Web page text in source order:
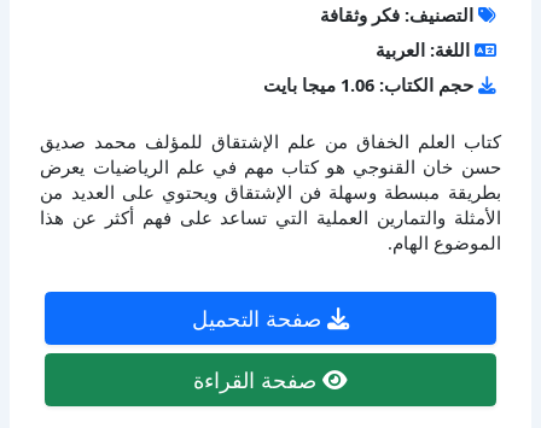
التصنيف: فكر وثقافة
اللغة: العربية
حجم الكتاب: 1.06 ميجا بايت
كتاب العلم الخفاق من علم الإشتقاق للمؤلف محمد صديق
حسن خان القنوجي هو كتاب مهم في علم الرياضيات يعرض
بطريقة مبسطة وسهلة فن الإشتقاق ويحتوي على العديد من
الأمثلة والتمارين العملية التي تساعد على فهم أكثر عن هذا
الموضوع الهام.
صفحة التحميل
صفحة القراءة